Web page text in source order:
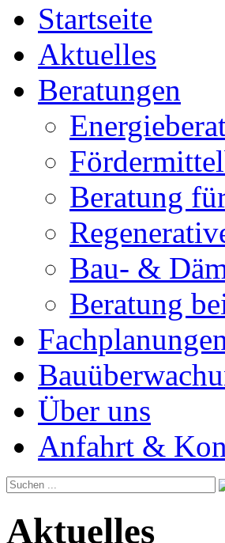
Startseite
Aktuelles
Beratungen
Beratung
Bau- &
Beratung
Über uns
Anfahrt &
Aktuelles